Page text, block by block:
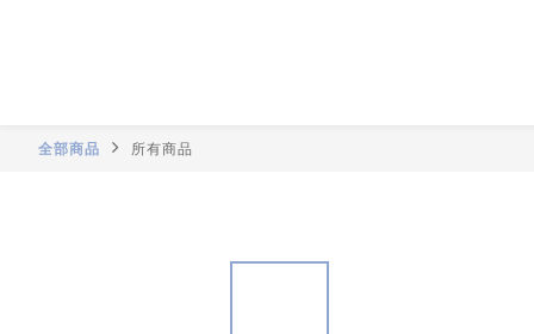
全部商品 所有商品